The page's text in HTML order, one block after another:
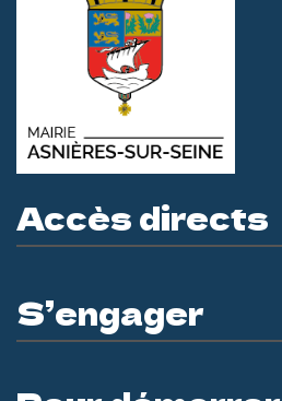
Accès directs
S’engager